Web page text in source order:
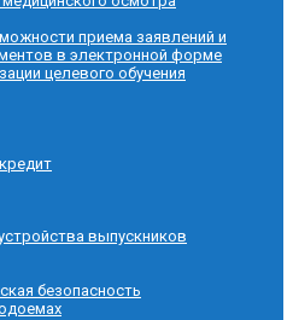
приема заявлений и
в электронной форме
целевого обучения
выпускников
безопасность